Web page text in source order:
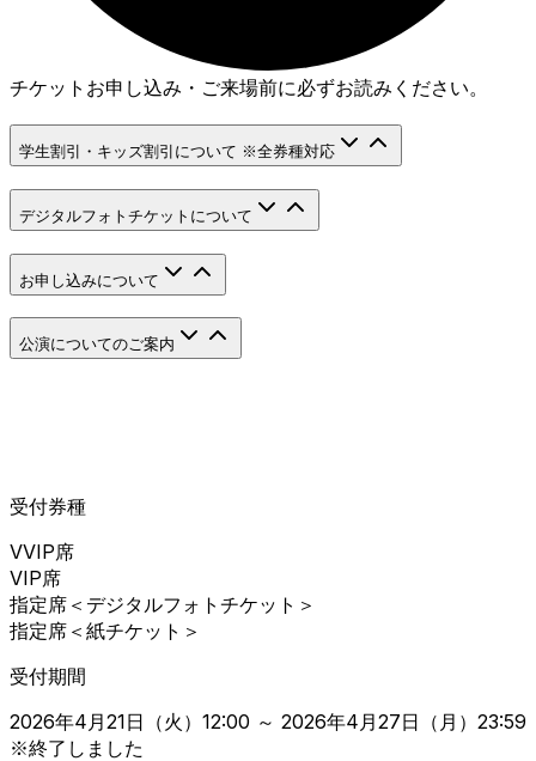
チケットお申し込み・ご来場前に必ずお読みください。
学生割引・キッズ割引について ※全券種対応
デジタルフォトチケットについて
お申し込みについて
公演についてのご案内
受付券種
VVIP席
VIP席
指定席＜デジタルフォトチケット＞
指定席＜紙チケット＞
受付期間
2026年4月21日（火）12:00 ～ 2026年4月27日（月）23:59
※終了しました